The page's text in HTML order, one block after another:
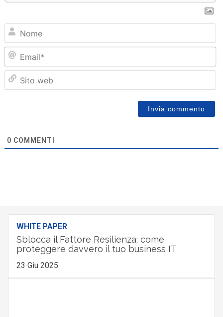
0 COMMENTI
WHITE PAPER
Sblocca il Fattore Resilienza: come
proteggere davvero il tuo business IT
23 Giu 2025